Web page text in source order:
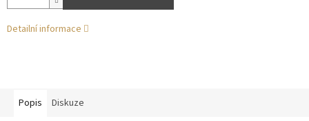
Detailní informace
Popis Diskuze